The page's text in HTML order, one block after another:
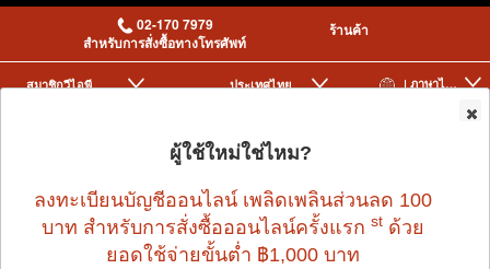
02-170 7979
สำหรับการสั่งซื้อทางโทรศัพท์
ร้านค้า
| ภาษาไทย
ประเทศไทย
สมาชิกวีไอพี
|
ผู้ใช้ใหม่ใช่ไหม?
ลงทะเบียนบัญชีออนไลน์ เพลิดเพลินส่วนลด 100
บาท สำหรับการสั่งซื้อออนไลน์ครั้งแรกst ด้วย
ยอดใช้จ่ายขั้นต่ำ ฿1,000 บาท